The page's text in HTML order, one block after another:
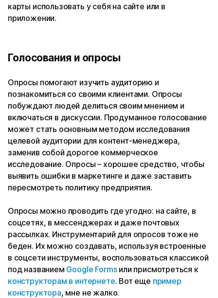
карты использовать у себя на сайте или в
приложении.
Голосования и опросы
Опросы помогают изучить аудиторию и
познакомиться со своими клиентами. Опросы
побуждают людей делиться своим мнением и
включаться в дискуссии. Продуманное голосование
может стать основным методом исследования
целевой аудитории для контент-менеджера,
заменив собой дорогое коммерческое
исследование. Опросы – хорошее средство, чтобы
выявить ошибки в маркетинге и даже заставить
пересмотреть политику предприятия.
Опросы можно проводить где угодно: на сайте, в
соцсетях, в мессенджерах и даже почтовых
рассылках. Инструментарий для опросов тоже не
беден. Их можно создавать, используя встроенные
в соцсети инструменты, воспользоваться классикой
под названием Google Formsили присмотреться к
конструкторам в интернете. Вот еще пример
конструктора, мне не жалко.